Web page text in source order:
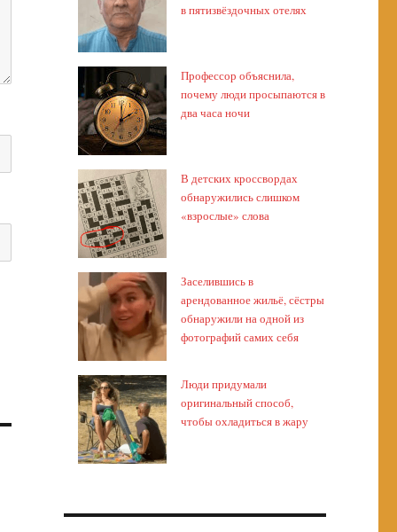
в пятизвёздочных отелях
Профессор объяснила,
почему люди просыпаются в
два часа ночи
В детских кроссвордах
обнаружились слишком
«взрослые» слова
Заселившись в
арендованное жильё, сёстры
обнаружили на одной из
фотографий самих себя
Люди придумали
оригинальный способ,
чтобы охладиться в жару